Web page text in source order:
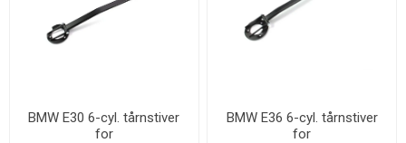
BMW E30 6-cyl. tårnstiver
for
BMW E36 6-cyl. tårnstiver
for